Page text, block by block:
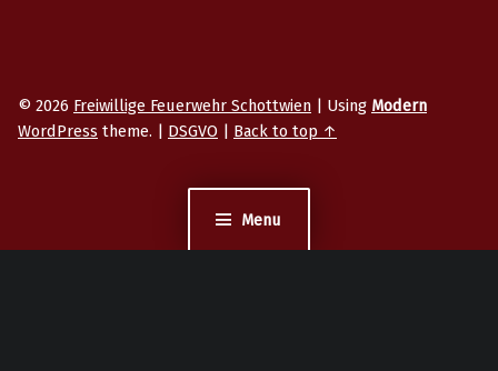
Menu
© 2026 Freiwillige Feuerwehr Schottwien | Using Modern
WordPress theme. | DSGVO | Back to top ↑